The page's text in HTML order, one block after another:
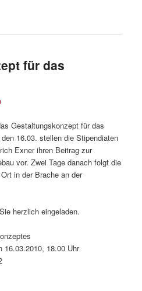
für das
Gestaltungskonzept für das
16.03. stellen die Stipendiaten
Exner ihren Beitrag zur
vor. Zwei Tage danach folgt die
in der Brache an der
herzlich eingeladen.
16.03.2010, 18.00 Uhr